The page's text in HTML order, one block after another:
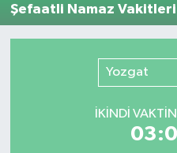
Şefaatli Namaz Vakitleri
Yozgat
İKINDI
Son Dakika Haberleri